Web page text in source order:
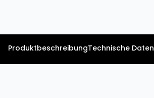
ProduktbeschreibungTechnische Daten